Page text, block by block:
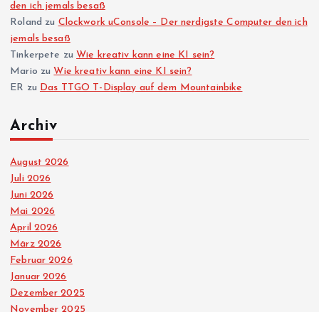
den ich jemals besaß
Roland zu Clockwork uConsole – Der nerdigste Computer den ich
jemals besaß
Tinkerpete zu Wie kreativ kann eine KI sein?
Mario zu Wie kreativ kann eine KI sein?
ER zu Das TTGO T-Display auf dem Mountainbike
Archiv
August 2026
Juli 2026
Juni 2026
Mai 2026
April 2026
März 2026
Februar 2026
Januar 2026
Dezember 2025
November 2025